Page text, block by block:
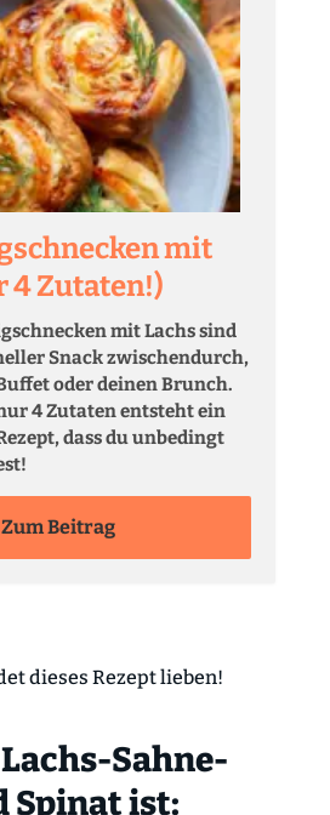
mit
4 Zutaten!)
mit Lachs sind
Snack zwischendurch,
oder deinen Brunch.
4 Zutaten entsteht ein
dass du unbedingt
Zum Beitrag
dieses Rezept lieben!
Sahne-
Spinat ist: